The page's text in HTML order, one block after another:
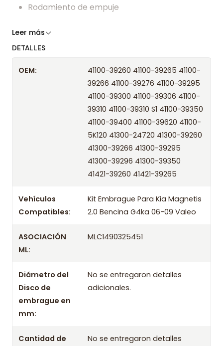
Rodamiento de empuje
Somos especialistas en embragues desde 2019,
Años compatibles
Kit Embrague Para Kia Magnetis 2.0 Bencina G4ka
Kit Embrague Para Kia Magnetis 2.0 Bencina G4ka
2008 Valeo
Kit Embrague Para Kia Magnetis 2.0 Bencina G4ka
Leer más
DETALLES
OEM:
41100-39260 41100-39265 41100-
39266 41100-39276 41100-39295
41100-39300 41100-39306 41100-
39310 41100-39310 S1 41100-39350
41100-39400 41100-39620 41100-
5K120 41300-24720 41300-39260
41300-39266 41300-39295
41300-39296 41300-39350
41421-39260 41421-39265
Vehículos
Compatibles:
Kit Embrague Para Kia Magnetis
2.0 Bencina G4ka 06-09 Valeo
ASOCIACIÓN
ML:
MLC1490325451
Diámetro del
Disco de
embrague en
mm:
No se entregaron detalles
adicionales.
Cantidad de
No se entregaron detalles